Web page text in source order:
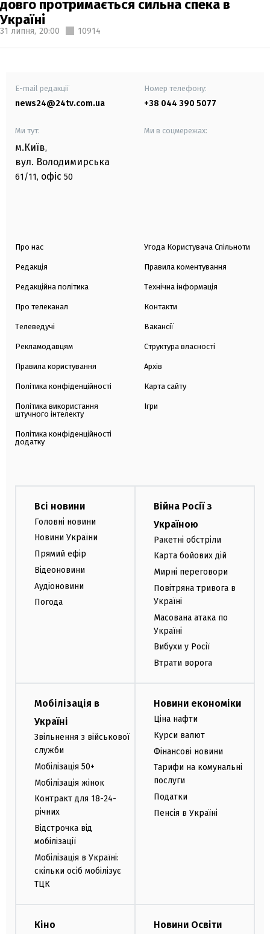
довго протримається сильна спека в
Україні
31 липня, 20:00 10914
E-mail редакції
news24@24tv.com.ua
Номер телефону:
+38 044 390 5077
Ми тут:
м.Київ,
вул. Володимирська
61/11, офіс 50
Ми в соцмережах:
Про нас
Редакція
Редакційна політика
Про телеканал
Телеведучі
Рекламодавцям
Правила користування
Політика конфіденційності
Політика використання
штучного інтелекту
Політика конфіденційності
додатку
Угода Користувача Спільноти
Правила коментування
Технічна інформація
Контакти
Вакансії
Структура власності
Архів
Карта сайту
Ігри
Всі новини
Головні новини
Новини України
Прямий ефір
Відеоновини
Аудіоновини
Погода
Війна Росії з
Україною
Ракетні обстріли
Карта бойових дій
Мирні переговори
Повітряна тривога в
Україні
Масована атака по
Україні
Вибухи у Росії
Втрати ворога
Мобілізація в
Україні
Звільнення з військової
служби
Мобілізація 50+
Мобілізація жінок
Контракт для 18-24-
річних
Відстрочка від
мобілізації
Мобілізація в Україні:
скільки осіб мобілізує
ТЦК
Новини економіки
Ціна нафти
Курси валют
Фінансові новини
Тарифи на комунальні
послуги
Податки
Пенсія в Україні
Кіно Новини Освіти